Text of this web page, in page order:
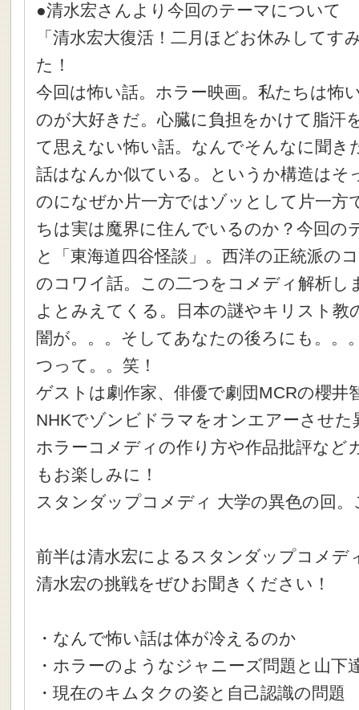
●清水宏さんより今回のテーマについて
「清水宏大復活！二月ほどお休みしてす
た！
今回は怖い話。ホラー映画。私たちは怖
のが大好きだ。心臓に負担をかけて脂汗
て思えない怖い話。なんでそんなに聞き
話はなんか似ている。というか構造はそ
のになぜか片一方ではゾッとして片一方
ちは実は魔界に住んでいるのか？今回の
と「東海道四谷怪談」。西洋の正統派の
のコワイ話。この二つをコメディ解析し
よとみえてくる。日本の謎やキリスト教
闇が。。。そしてあなたの後ろにも。。
つって。。笑！
ゲストは劇作家、俳優で劇団MCRの櫻井
NHKでゾンビドラマをオンエアーさせた
ホラーコメディの作り方や作品批評など
もお楽しみに！
スタンダップコメディ 大学の異色の回。
前半は清水宏によるスタンダップコメデ
清水宏の挑戦をぜひお聞きください！
・なんで怖い話は体が冷えるのか
・ホラーのようなジャニーズ問題と山下
・現在のキムタクの姿と自己認識の問題